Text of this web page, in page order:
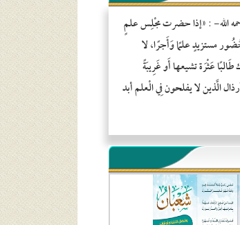
الله- : «إذا حضرت مجْلِس علمٍ
مستزيدٍ علمًا وَأَجرًا، لا
عَثْرَة تشيعها أَو غَرِيبَةً
الَّذين لا يفلحون فِي الْعلم أبد